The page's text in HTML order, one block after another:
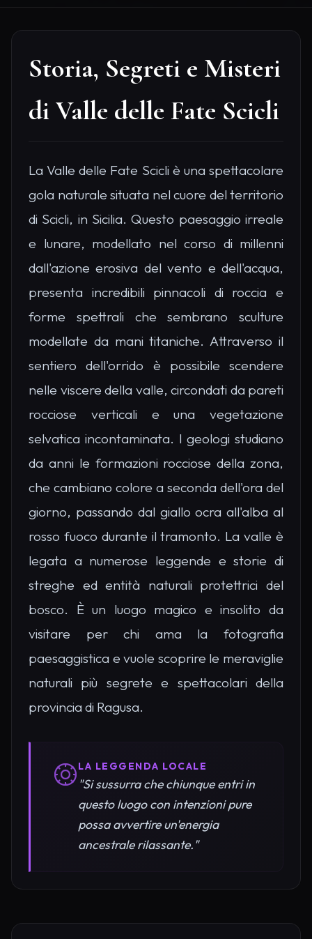
Storia, Segreti e Misteri
di Valle delle Fate Scicli
La Valle delle Fate Scicli è una spettacolare
gola naturale situata nel cuore del territorio
di Scicli, in Sicilia. Questo paesaggio irreale
e lunare, modellato nel corso di millenni
dall'azione erosiva del vento e dell'acqua,
presenta incredibili pinnacoli di roccia e
forme spettrali che sembrano sculture
modellate da mani titaniche. Attraverso il
sentiero dell'orrido è possibile scendere
nelle viscere della valle, circondati da pareti
rocciose verticali e una vegetazione
selvatica incontaminata. I geologi studiano
da anni le formazioni rocciose della zona,
che cambiano colore a seconda dell'ora del
giorno, passando dal giallo ocra all'alba al
rosso fuoco durante il tramonto. La valle è
legata a numerose leggende e storie di
streghe ed entità naturali protettrici del
bosco. È un luogo magico e insolito da
visitare per chi ama la fotografia
paesaggistica e vuole scoprire le meraviglie
naturali più segrete e spettacolari della
provincia di Ragusa.
LA LEGGENDA LOCALE
"Si sussurra che chiunque entri in
questo luogo con intenzioni pure
possa avvertire un'energia
ancestrale rilassante."